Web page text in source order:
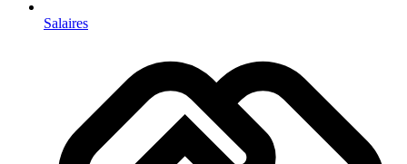
Salaires